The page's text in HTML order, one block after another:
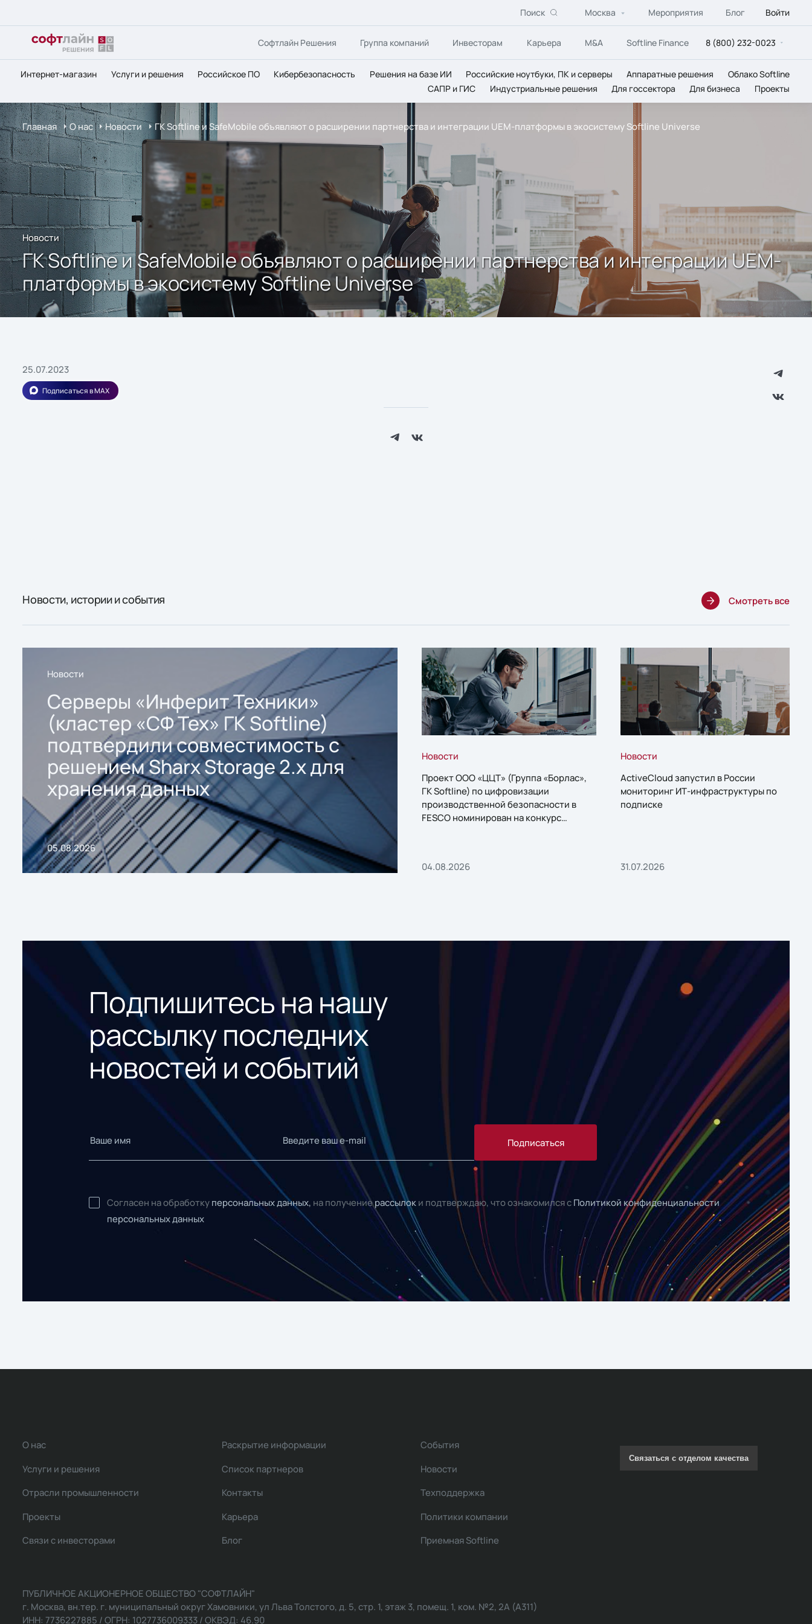
Поиск Москва Мероприятия Блог Войти
Софтлайн Решения Группа компаний Инвесторам Карьера M&A Softline Finance 8 (800) 232-0023
Интернет-магазин Услуги и решения Российское ПО Кибербезопасность Решения на базе ИИ Российские ноутбуки, ПК и серверы Аппаратные решения
Облако Softline
САПР и ГИС
Индустриальные решения Для госсектора Для бизнеса Проекты
Главная О нас Новости ГК Softline и SafeMobile объявляют о расширении партнерства и интеграции UEM-платформы в экосистему Softline Universe
Новости
ГК Softline и SafeMobile объявляют о расширении партнерства и интеграции UEM-
платформы в экосистему Softline Universe
25.07.2023
Подписаться в MAX
Новости, истории и события Смотреть все
Новости
Серверы «Инферит Техники»
(кластер «СФ Тех» ГК Softline)
подтвердили совместимость с
решением Sharx Storage 2.x для
хранения данных
05.08.2026
Новости
Проект ООО «ЦЦТ» (Группа «Борлас»,
ГК Softline) по цифровизации
производственной безопасности в
FESCO номинирован на конкурс
04.08.2026
Новости
ActiveCloud запустил в России
мониторинг ИТ-инфраструктуры по
подписке
31.07.2026
Подпишитесь на нашу
рассылку последних
новостей и событий
Подписаться
Согласен на обработку персональных данных, на получениерассылок и подтверждаю, что ознакомился с Политикой конфиденциальности
персональных данных
О нас
Услуги и решения
Отрасли промышленности
Проекты
Связи с инвесторами
Раскрытие информации
Список партнеров
Контакты
Карьера
Блог
События
Новости
Техподдержка
Политики компании
Приемная Softline
Связаться с отделом качества
ПУБЛИЧНОЕ АКЦИОНЕРНОЕ ОБЩЕСТВО "СОФТЛАЙН"
г. Москва, вн.тер. г. муниципальный округ Хамовники, ул Льва Толстого, д. 5, стр. 1, этаж 3, помещ. 1, ком. №2, 2А (А311)
ИНН: 7736227885 / ОГРН: 1027736009333 / ОКВЭД: 46.90